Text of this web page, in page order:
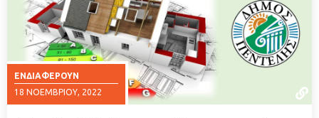
ΕΝΔΙΑΦΈΡΟΥΝ
18 ΝΟΕΜΒΡΊΟΥ, 2022